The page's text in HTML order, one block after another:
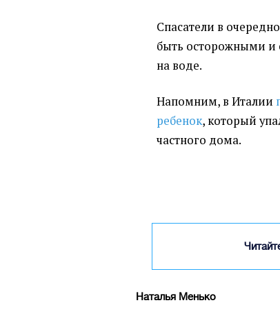
Спасатели в
быть осторожными и
на воде.
Напомним, в Италии
ребенок, который
частного дома.
Наталья Менько